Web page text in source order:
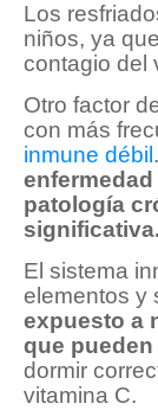
Los
niños, ya
contagio del
Otro factor
con más
inmune débil .
patología
significativa.
El sistema
elementos y
expuesto a
que
dormir
vitamina C.